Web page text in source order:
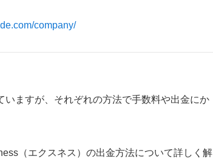
company/
ますが、それぞれの方法で手数料や出金にか
（エクスネス）の出金方法について詳しく解